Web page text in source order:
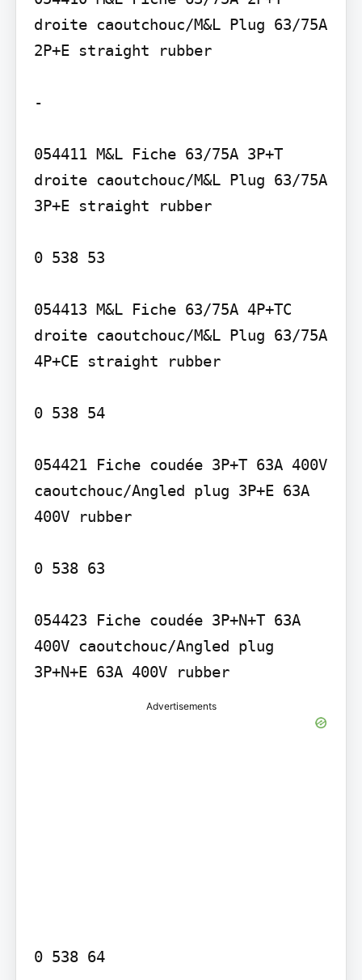
droite caoutchouc/M&L Plug 63/75A
2P+E straight rubber
-
054411 M&L Fiche 63/75A 3P+T
droite caoutchouc/M&L Plug 63/75A
3P+E straight rubber
0 538 53
054413 M&L Fiche 63/75A 4P+TC
droite caoutchouc/M&L Plug 63/75A
4P+CE straight rubber
0 538 54
054421 Fiche coudée 3P+T 63A 400V
caoutchouc/Angled plug 3P+E 63A
400V rubber
0 538 63
054423 Fiche coudée 3P+N+T 63A
400V caoutchouc/Angled plug
3P+N+E 63A 400V rubber
Advertisements
0 538 64